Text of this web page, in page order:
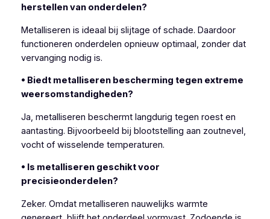
herstellen van onderdelen?
Metalliseren is ideaal bij slijtage of schade. Daardoor
functioneren onderdelen opnieuw optimaal, zonder dat
vervanging nodig is.
• Biedt metalliseren bescherming tegen extreme
weersomstandigheden?
Ja, metalliseren beschermt langdurig tegen roest en
aantasting. Bijvoorbeeld bij blootstelling aan zoutnevel,
vocht of wisselende temperaturen.
• Is metalliseren geschikt voor
precisieonderdelen?
Zeker. Omdat metalliseren nauwelijks warmte